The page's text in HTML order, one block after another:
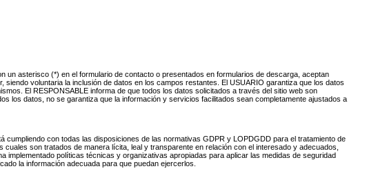
asterisco (*) en el formulario de contacto o presentados en formularios de descarga, aceptan
voluntaria la inclusión de datos en los campos restantes. El USUARIO garantiza que los datos
El RESPONSABLE informa de que todos los datos solicitados a través del sitio web son
los datos, no se garantiza que la información y servicios facilitados sean completamente ajustados a
con todas las disposiciones de las normativas GDPR y LOPDGDD para el tratamiento de
son tratados de manera lícita, leal y transparente en relación con el interesado y adecuados,
políticas técnicas y organizativas apropiadas para aplicar las medidas de seguridad
la información adecuada para que puedan ejercerlos.